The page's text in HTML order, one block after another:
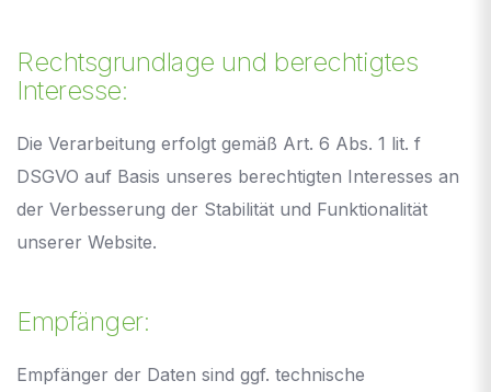
Rechtsgrundlage und berechtigtes
Interesse:
Die Verarbeitung erfolgt gemäß Art. 6 Abs. 1 lit. f
DSGVO auf Basis unseres berechtigten Interesses an
der Verbesserung der Stabilität und Funktionalität
unserer Website.
Empfänger:
Empfänger der Daten sind ggf. technische